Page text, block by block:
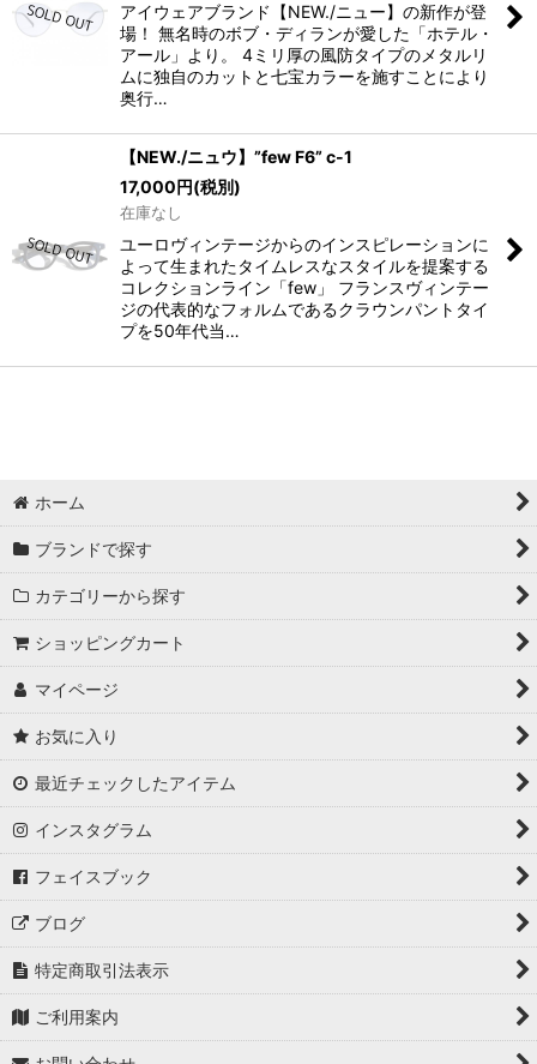
アイウェアブランド【NEW./ニュー】の新作が登
場！ 無名時のボブ・ディランが愛した「ホテル・
アール」より。 4ミリ厚の風防タイプのメタルリ
ムに独自のカットと七宝カラーを施すことにより
奥行…
【NEW./ニュウ】”few F6” c-1
17,000円(税別)
在庫なし
ユーロヴィンテージからのインスピレーションに
よって生まれたタイムレスなスタイルを提案する
コレクションライン「few」 フランスヴィンテー
ジの代表的なフォルムであるクラウンパントタイ
プを50年代当…
ホーム
ブランドで探す
カテゴリーから探す
ショッピングカート
マイページ
お気に入り
最近チェックしたアイテム
インスタグラム
フェイスブック
ブログ
特定商取引法表示
ご利用案内